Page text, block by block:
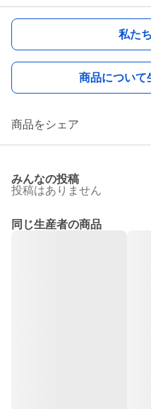
私た
商品について
商品をシェア
みんなの投稿
投稿はありません
同じ生産者の商品